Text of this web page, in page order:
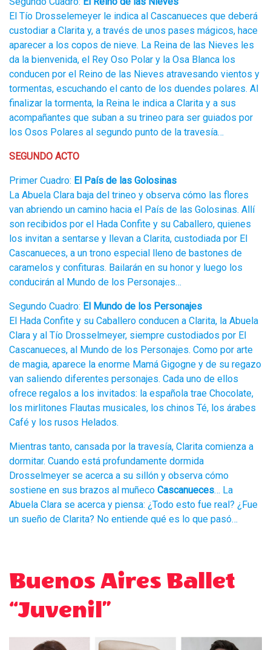
El Tío Drosselemeyer le indica al Cascanueces que deberá
custodiar a Clarita y, a través de unos pases mágicos, hace
aparecer a los copos de nieve. La Reina de las Nieves les
da la bienvenida, el Rey Oso Polar y la Osa Blanca los
conducen por el Reino de las Nieves atravesando vientos y
tormentas, escuchando el canto de los duendes polares. Al
finalizar la tormenta, la Reina le indica a Clarita y a sus
acompañantes que suban a su trineo para ser guiados por
los Osos Polares al segundo punto de la travesía…
SEGUNDO ACTO
Primer Cuadro: El País de las Golosinas
La Abuela Clara baja del trineo y observa cómo las flores
van abriendo un camino hacia el País de las Golosinas. Allí
son recibidos por el Hada Confite y su Caballero, quienes
los invitan a sentarse y llevan a Clarita, custodiada por El
Cascanueces, a un trono especial lleno de bastones de
caramelos y confituras. Bailarán en su honor y luego los
conducirán al Mundo de los Personajes…
Segundo Cuadro: El Mundo de los Personajes
El Hada Confite y su Caballero conducen a Clarita, la Abuela
Clara y al Tío Drosselmeyer, siempre custodiados por El
Cascanueces, al Mundo de los Personajes. Como por arte
de magia, aparece la enorme Mamá Gigogne y de su regazo
van saliendo diferentes personajes. Cada uno de ellos
ofrece regalos a los invitados: la española trae Chocolate,
los mirlitones Flautas musicales, los chinos Té, los árabes
Café y los rusos Helados.
Mientras tanto, cansada por la travesía, Clarita comienza a
dormitar. Cuando está profundamente dormida
Drosselmeyer se acerca a su sillón y observa cómo
sostiene en sus brazos al muñeco Cascanueces… La
Abuela Clara se acerca y piensa: ¿Todo esto fue real? ¿Fue
un sueño de Clarita? No entiende qué es lo que pasó…
Buenos Aires Ballet
“Juvenil”